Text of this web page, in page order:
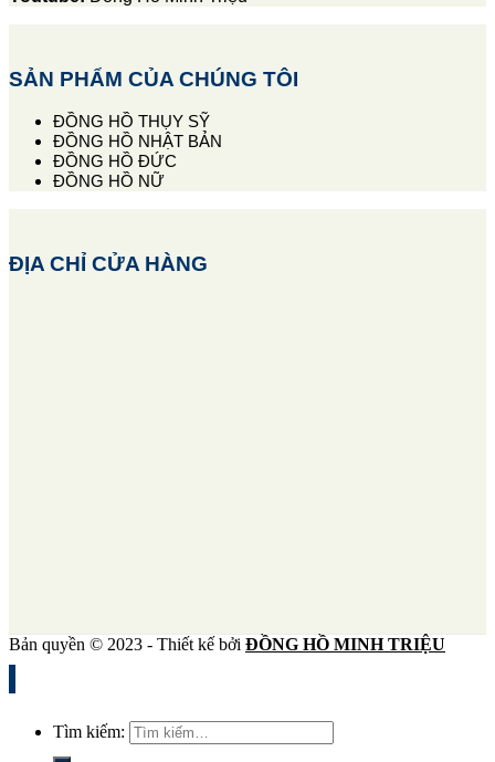
SẢN PHẨM CỦA CHÚNG TÔI
ĐỒNG HỒ THỤY SỸ
ĐỒNG HỒ NHẬT BẢN
ĐỒNG HỒ ĐỨC
ĐỒNG HỒ NỮ
ĐỊA CHỈ CỬA HÀNG
Bản quyền © 2023 - Thiết kế bởi ĐỒNG HỒ MINH TRIỆU
Tìm kiếm: